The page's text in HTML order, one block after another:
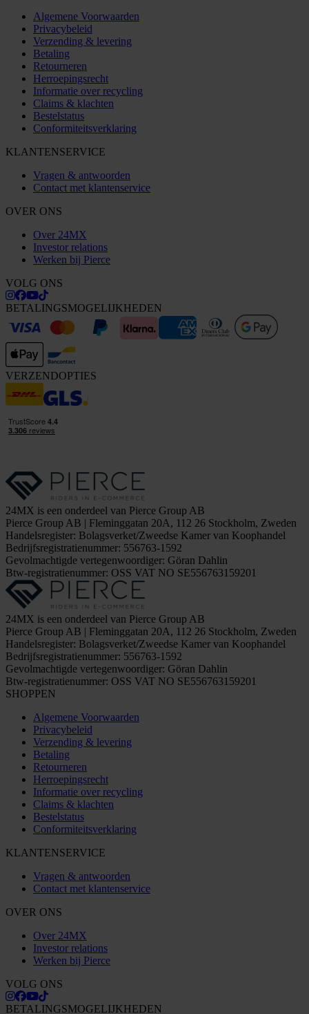
Algemene Voorwaarden
Privacybeleid
Verzending & levering
Betaling
Retourneren
Herroepingsrecht
Informatie over recycling
Claims & klachten
Bestelstatus
Conformiteitsverklaring
KLANTENSERVICE
Vragen & antwoorden
Contact met klantenservice
OVER ONS
Over 24MX
Investor relations
Werken bij Pierce
VOLG ONS
BETALINGSMOGELIJKHEDEN
VERZENDOPTIES
24MX is een onderdeel van Pierce Group AB
Pierce Group AB | Fleminggatan 20A, 112 26 Stockholm, Zweden
Handelsregister: Bolagsverket/Zweedse Kamer van Koophandel
Bedrijfsregistratienummer: 556763-1592
Gevolmachtigde vertegenwoordiger: Göran Dahlin
Btw-registratienummer: OSS VAT NO SE556763159201
24MX is een onderdeel van Pierce Group AB
Pierce Group AB | Fleminggatan 20A, 112 26 Stockholm, Zweden
Handelsregister: Bolagsverket/Zweedse Kamer van Koophandel
Bedrijfsregistratienummer: 556763-1592
Gevolmachtigde vertegenwoordiger: Göran Dahlin
Btw-registratienummer: OSS VAT NO SE556763159201
SHOPPEN
Algemene Voorwaarden
Privacybeleid
Verzending & levering
Betaling
Retourneren
Herroepingsrecht
Informatie over recycling
Claims & klachten
Bestelstatus
Conformiteitsverklaring
KLANTENSERVICE
Vragen & antwoorden
Contact met klantenservice
OVER ONS
Over 24MX
Investor relations
Werken bij Pierce
VOLG ONS
BETALINGSMOGELIJKHEDEN